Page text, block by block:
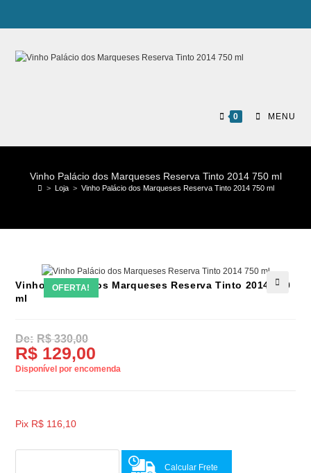
0 MENU
Vinho Palácio dos Marqueses Reserva Tinto 2014 750 ml
> Loja > Vinho Palácio dos Marqueses Reserva Tinto 2014 750 ml
OFERTA!
Vinho Palácio dos Marqueses Reserva Tinto 2014 750
ml
R$330,00
R$ 129,00
Disponível por encomenda
Pix R$ 116,10
Calcular Frete